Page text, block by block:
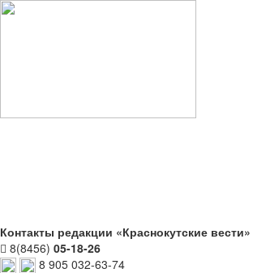
Контакты редакции «Краснокутские вести»
8(8456) 05-18-26
8 905 032-63-74